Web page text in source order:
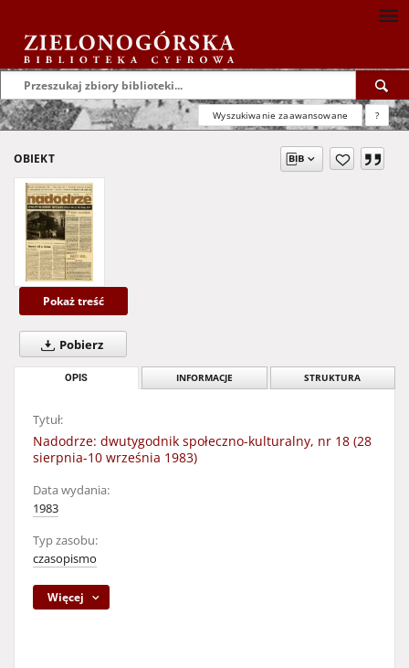
Wyszukiwanie zaawansowane ?
OBIEKT
Pokaż treść
Pobierz
OPIS INFORMACJE STRUKTURA
Tytuł:
Nadodrze: dwutygodnik społeczno-kulturalny, nr 18 (28
sierpnia-10 września 1983)
Data wydania:
1983
Typ zasobu:
czasopismo
Więcej